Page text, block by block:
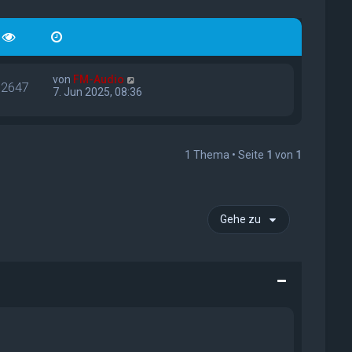
von FM-Audio
7. Jun 2025, 08:36
1 Thema • Seite 1 von 1
Gehe zu